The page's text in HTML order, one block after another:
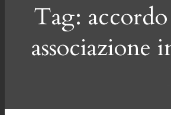
Tag:
associazione